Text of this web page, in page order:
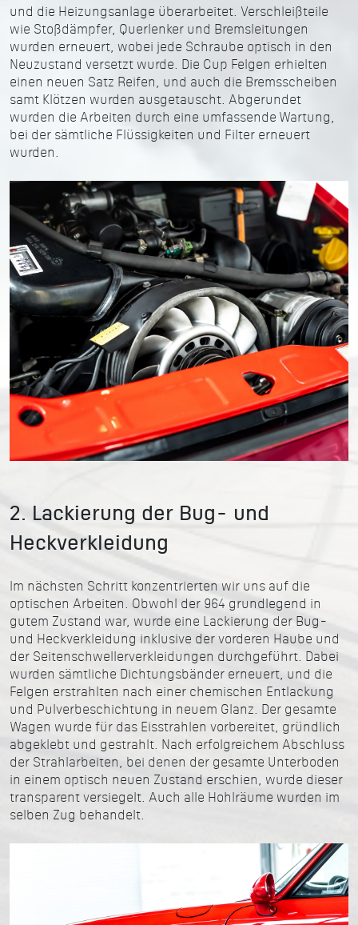
und die Heizungsanlage überarbeitet. Verschleißteile
wie Stoßdämpfer, Querlenker und Bremsleitungen
wurden erneuert, wobei jede Schraube optisch in den
Neuzustand versetzt wurde. Die Cup Felgen erhielten
einen neuen Satz Reifen, und auch die Bremsscheiben
samt Klötzen wurden ausgetauscht. Abgerundet
wurden die Arbeiten durch eine umfassende Wartung,
bei der sämtliche Flüssigkeiten und Filter erneuert
wurden.
2. Lackierung der Bug- und
Heckverkleidung
Im nächsten Schritt konzentrierten wir uns auf die
optischen Arbeiten. Obwohl der 964 grundlegend in
gutem Zustand war, wurde eine Lackierung der Bug-
und Heckverkleidung inklusive der vorderen Haube und
der Seitenschwellerverkleidungen durchgeführt. Dabei
wurden sämtliche Dichtungsbänder erneuert, und die
Felgen erstrahlten nach einer chemischen Entlackung
und Pulverbeschichtung in neuem Glanz. Der gesamte
Wagen wurde für das Eisstrahlen vorbereitet, gründlich
abgeklebt und gestrahlt. Nach erfolgreichem Abschluss
der Strahlarbeiten, bei denen der gesamte Unterboden
in einem optisch neuen Zustand erschien, wurde dieser
transparent versiegelt. Auch alle Hohlräume wurden im
selben Zug behandelt.